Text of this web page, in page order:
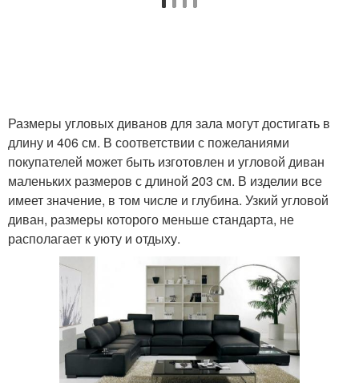
Размеры угловых диванов для зала могут достигать в
длину и 406 см. В соответствии с пожеланиями
покупателей может быть изготовлен и угловой диван
маленьких размеров с длиной 203 см. В изделии все
имеет значение, в том числе и глубина. Узкий угловой
диван, размеры которого меньше стандарта, не
располагает к уюту и отдыху.